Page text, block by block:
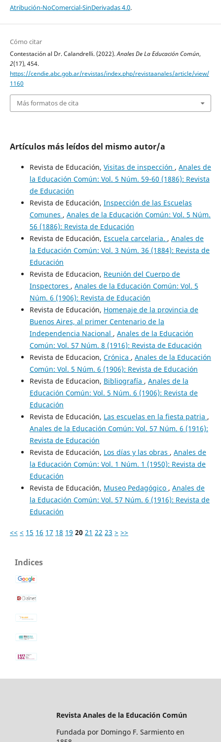
Atribución-NoComercial-SinDerivadas 4.0.
Cómo citar
Contestación al Dr. Calandrelli. (2022).Anales De La Educación Común,
2(17), 454.
https://cendie.abc.gob.ar/revistas/index.php/revistaanales/article/view/
1160
Más formatos de cita
Artículos más leídos del mismo autor/a
Revista de Educación, Visitas de inspección , Anales de
la Educación Común: Vol. 5 Núm. 59-60 (1886): Revista
de Educación
Revista de Educación, Inspección de las Escuelas
Comunes , Anales de la Educación Común: Vol. 5 Núm.
56 (1886): Revista de Educación
Revista de Educación, Escuela carcelaria. , Anales de
la Educación Común: Vol. 3 Núm. 36 (1884): Revista de
Educación
Revista de Educacion, Reunión del Cuerpo de
Inspectores , Anales de la Educación Común: Vol. 5
Núm. 6 (1906): Revista de Educación
Revista de Educación, Homenaje de la provincia de
Buenos Aires, al primer Centenario de la
Independencia Nacional , Anales de la Educación
Común: Vol. 57 Núm. 8 (1916): Revista de Educación
Revista de Educacion, Crónica , Anales de la Educación
Común: Vol. 5 Núm. 6 (1906): Revista de Educación
Revista de Educacion, Bibliografía , Anales de la
Educación Común: Vol. 5 Núm. 6 (1906): Revista de
Educación
Revista de Educación, Las escuelas en la fiesta patria ,
Anales de la Educación Común: Vol. 57 Núm. 6 (1916):
Revista de Educación
Revista de Educación, Los días y las obras , Anales de
la Educación Común: Vol. 1 Núm. 1 (1950): Revista de
Educación
Revista de Educación, Museo Pedagógico , Anales de
la Educación Común: Vol. 57 Núm. 6 (1916): Revista de
Educación
<< < 15 16 17 18 19 20 21 22 23 > >>
Indices
Revista Anales de la Educación Común
Fundada por Domingo F. Sarmiento en